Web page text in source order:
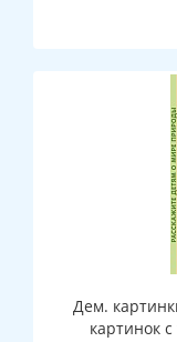
Дем.
картинок